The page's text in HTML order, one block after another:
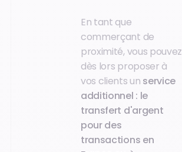
En tant que
commerçant de
proximité, vous pouvez
dès lors proposer à
vos clients un service
additionnel : le
transfert d'argent
pour des
transactions en